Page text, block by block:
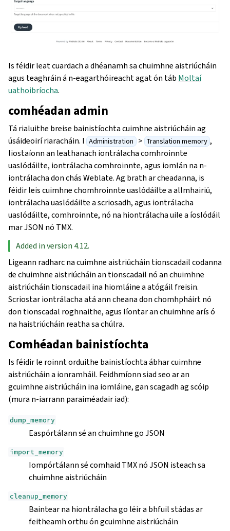
Is féidir leat cuardach a dhéanamh sa chuimhne aistriúcháin
agus teaghráin á n-eagarthóireacht agat ón táb Moltaí
uathoibríocha.
comhéadan admin
Tá rialuithe breise bainistíochta cuimhne aistriúcháin ag
úsáideoirí riaracháin. I Administration > Translation memory ,
liostaíonn an leathanach iontrálacha comhroinnte
uaslódáilte, iontrálacha comhroinnte, agus iomlán na n-
iontrálacha don chás Weblate. Ag brath ar cheadanna, is
féidir leis cuimhne chomhroinnte uaslódáilte a allmhairiú,
iontrálacha uaslódáilte a scriosadh, agus iontrálacha
uaslódáilte, comhroinnte, nó na hiontrálacha uile a íoslódáil
mar JSON nó TMX.
Added in version 4.12.
Ligeann radharc na cuimhne aistriúcháin tionscadail codanna
de chuimhne aistriúcháin an tionscadail nó an chuimhne
aistriúcháin tionscadail ina hiomláine a atógáil freisin.
Scriostar iontrálacha atá ann cheana don chomhpháirt nó
don tionscadal roghnaithe, agus líontar an chuimhne arís ó
na haistriúcháin reatha sa chúlra.
Comhéadan bainistíochta
Is féidir le roinnt orduithe bainistíochta ábhar cuimhne
aistriúcháin a ionramháil. Feidhmíonn siad seo ar an
gcuimhne aistriúcháin ina iomláine, gan scagadh ag scóip
(mura n-iarrann paraiméadair iad):
dump_memory
Easpórtálann sé an chuimhne go JSON
import_memory
Iompórtálann sé comhaid TMX nó JSON isteach sa
chuimhne aistriúcháin
cleanup_memory
Baintear na hiontrálacha go léir a bhfuil stádas ar
feitheamh orthu ón gcuimhne aistriúcháin